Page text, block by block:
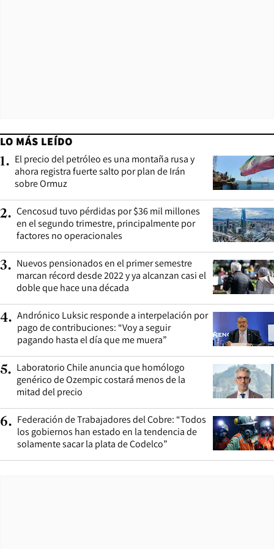
LO MÁS LEÍDO
1. El precio del petróleo es una montaña rusa y
ahora registra fuerte salto por plan de Irán
sobre Ormuz
2. Cencosud tuvo pérdidas por $36 mil millones
en el segundo trimestre, principalmente por
factores no operacionales
3. Nuevos pensionados en el primer semestre
marcan récord desde 2022 y ya alcanzan casi el
doble que hace una década
4. Andrónico Luksic responde a interpelación por
pago de contribuciones: “Voy a seguir
pagando hasta el día que me muera”
5. Laboratorio Chile anuncia que homólogo
genérico de Ozempic costará menos de la
mitad del precio
6. Federación de Trabajadores del Cobre: “Todos
los gobiernos han estado en la tendencia de
solamente sacar la plata de Codelco”